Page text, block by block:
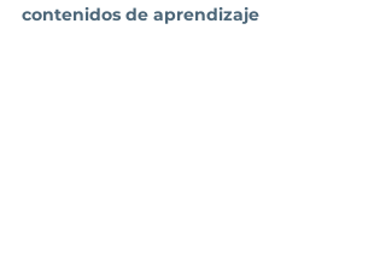
contenidos de aprendizaje